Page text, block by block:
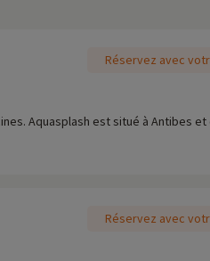
Réservez avec
Aquasplash est situé à Antibes
Réservez avec